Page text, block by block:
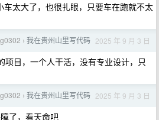
车太大了，也很扎眼，只要车在跑就不太
› 我在贵州山里写代码 2025 年 9 月 3 日
项目，一个人干活，没有专业设计，只
› 我在贵州山里写代码 2025 年 9 月 3 日
了，看天命吧